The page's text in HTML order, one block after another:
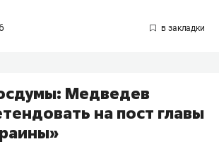
6
Медведев
на пост главы